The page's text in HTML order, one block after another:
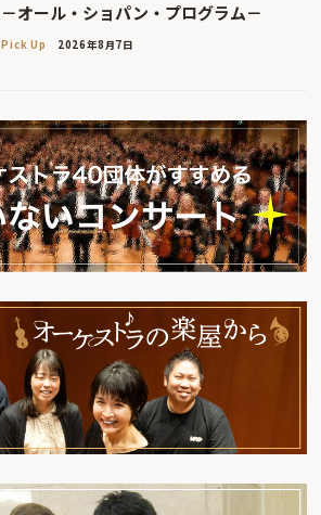
－オール・ショパン・プログラム－
Pick Up 2026年8月7日